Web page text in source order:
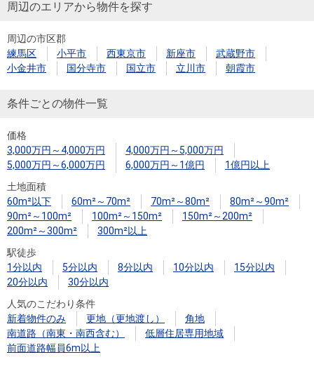
購入向け
サービス
住宅ロー
ンシミュ
住まい1プ
ラス（お
暮らしの
税金の本
（電子ブ
ック）
ド
住まいと
暮らしの
税金の本
売却ガイ
ド
周辺のエリアから物件を探す
周辺の市区郡
練馬区
小平市 西東京市 新座市
武蔵野市
小金井市
国分寺市 国立市 立川市 朝霞市
条件ごとの物件一覧
価格
3,000万円～4,000万円
4,000万円～5,000万円
5,000万円～6,000万円
6,000万円～1億円
1億円以上
土地面積
60m²以下
60m²～70m² 70m²～80m²
80m²～90m²
90m²～100m²
100m²～150m²
150m²～200m²
200m²～300m²
300m²以上
駅徒歩
1分以内
5分以内 8分以内 10分以内
15分以内
20分以内
30分以内
人気のこだわり条件
新着物件のみ
更地（更地渡し）
角地
南道路（南東・南西含む）
低層住居専用地域
前面道路幅員6m以上